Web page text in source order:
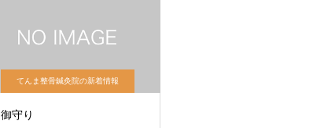
てんま整骨鍼灸院の新着情報
御守り